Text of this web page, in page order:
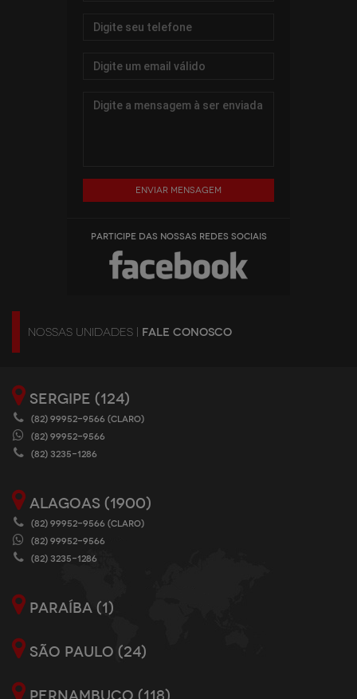
Enviar mensagem
PARTICIPE DAS NOSSAS REDES SOCIAIS
NOSSAS UNIDADES | FALE CONOSCO
SERGIPE (124)
(82) 99952-9566 (CLARO)
(82) 99952-9566
(82) 3235-1286
ALAGOAS (1900)
(82) 99952-9566 (CLARO)
(82) 99952-9566
(82) 3235-1286
PARAÍBA (1)
SÃO PAULO (24)
PERNAMBUCO (118)